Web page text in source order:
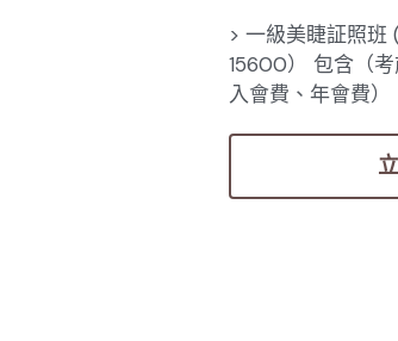
> 一級美睫証照
15600） 包含（考
入會費、年會費）